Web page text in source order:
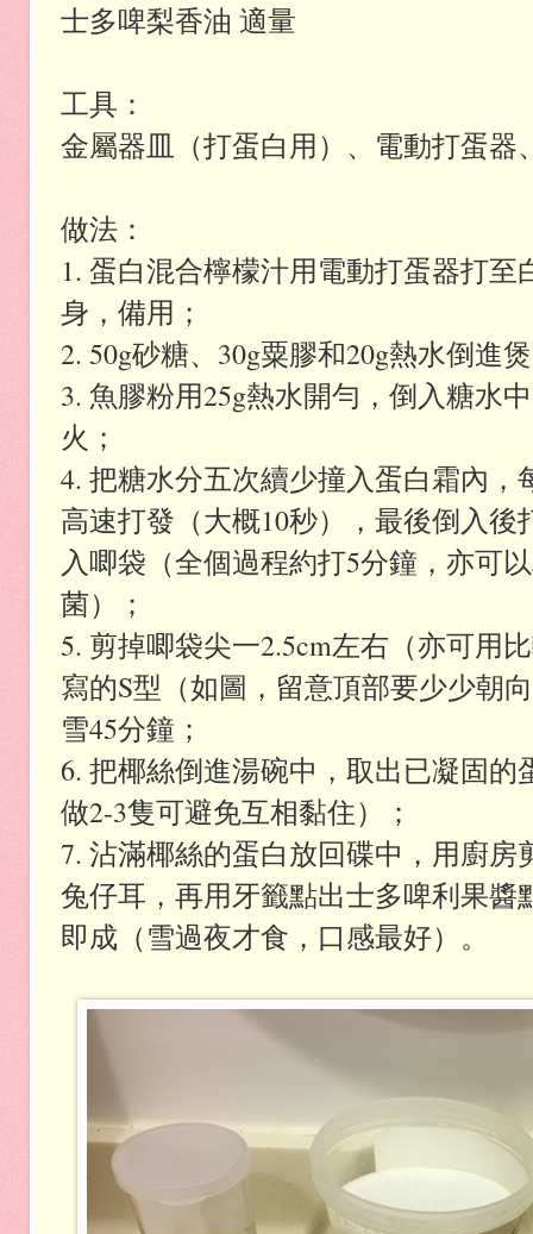
士多啤梨香油 適量
工具：
金屬器皿（打蛋白用）、電動打蛋器
做法：
1. 蛋白混合檸檬汁用電動打蛋器打至
身，備用；
2. 50g砂糖、30g粟膠和20g熱水倒進
3. 魚膠粉用25g熱水開勻，倒入糖水
火；
4. 把糖水分五次續少撞入蛋白霜內
高速打發（大概10秒），最後倒入後
入唧袋（全個過程約打5分鐘，亦可
菌）；
5. 剪掉唧袋尖一2.5cm左右（亦可用
寫的S型（如圖，留意頂部要少少朝
雪45分鐘；
6. 把椰絲倒進湯碗中，取出已凝固
做2-3隻可避免互相黏住）；
7. 沾滿椰絲的蛋白放回碟中，用廚
兔仔耳，再用牙籤點出士多啤利果醬
即成（雪過夜才食，口感最好）。